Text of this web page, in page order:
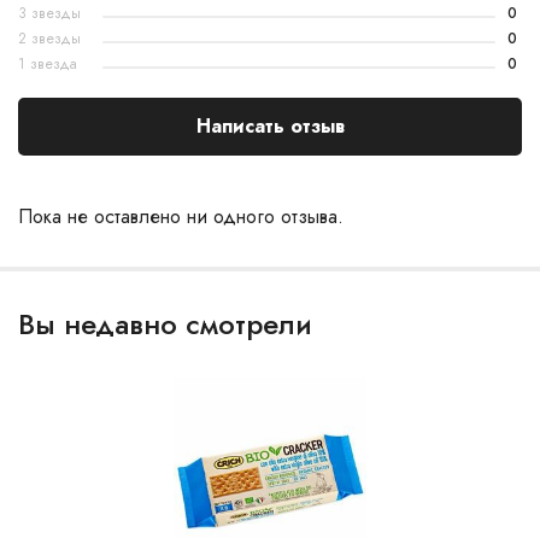
Пока не оставлено ни одного отзыва.
3 звезды
0
2 звезды
0
1 звезда
0
Написать отзыв
Вы недавно смотрели